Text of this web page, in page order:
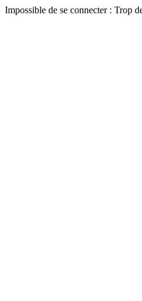
Impossible de se connecter : Trop